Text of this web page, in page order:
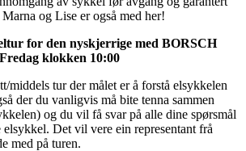
og Lise er også med her!
for den nyskjerrige med BORSCH
klokken 10:00
middels tur der målet er å forstå elsykkelen
der du vanligvis må bite tenna sammen
og du vil få svar på alle dine spørsmål
elsykkel. Det vil vere ein representant frå
med på turen.